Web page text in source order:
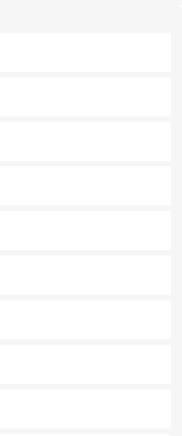
地元の風情を楽しめる外せないスポット